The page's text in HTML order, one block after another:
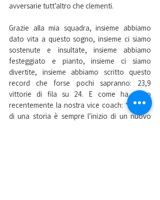
avversarie tutt’altro che clementi.
Grazie alla mia squadra, insieme abbiamo
dato vita a questo sogno, insieme ci siamo
sostenute e insultate, insieme abbiamo
festeggiato e pianto, insieme ci siamo
divertite, insieme abbiamo scritto questo
record che forse pochi sapranno: 23,9
vittorie di fila su 24. E come ha detto
recentemente la nostra vice coach: “La fine
di una storia è sempre l’inizio di un nuovo